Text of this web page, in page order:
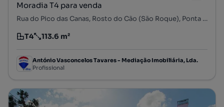
Moradia T4 para venda
Rua do Pico das Canas, Rosto do Cão (São Roque), Ponta Delgada, Ilha de São Miguel
Tipologia
T4
Preço por metro quadrado
113.6 m²
António Vasconcelos Tavares - Mediação Imobiliária, Lda.
Profissional